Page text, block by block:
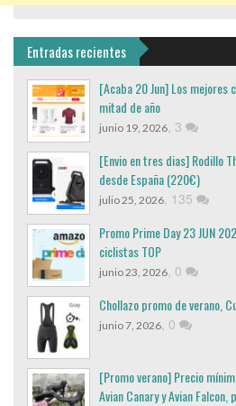
Entradas recientes
[Acaba 20 Jun] Los mejores
mitad de año
junio 19, 2026, 3
[Envio en tres dias] Rodillo
desde España (220€)
julio 25, 2026, 135
Promo Prime Day 23 JUN
ciclistas TOP
junio 23, 2026, 0
Chollazo promo de verano,
junio 7, 2026, 0
[Promo verano] Precio
Avian Canary y Avian